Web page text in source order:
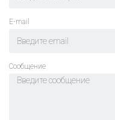
E-mail
Cообщение